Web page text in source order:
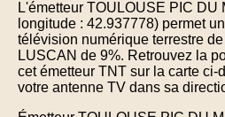
L'émetteur TOULOUSE PIC DU
longitude : 42.937778) permet
télévision numérique terrestre
LUSCAN de 9%. Retrouvez la
cet émetteur TNT sur la carte ci-
votre antenne TV dans sa